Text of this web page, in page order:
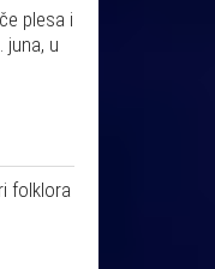
plesa i
juna, u
folklora